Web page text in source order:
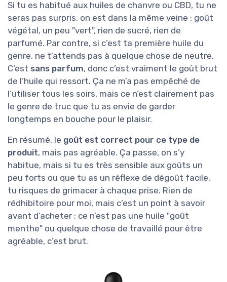
Si tu es habitué aux huiles de chanvre ou CBD, tu ne
seras pas surpris, on est dans la même veine : goût
végétal, un peu "vert", rien de sucré, rien de
parfumé. Par contre, si c’est ta première huile du
genre, ne t’attends pas à quelque chose de neutre.
C’est sans parfum, donc c’est vraiment le goût brut
de l’huile qui ressort. Ça ne m’a pas empêché de
l’utiliser tous les soirs, mais ce n’est clairement pas
le genre de truc que tu as envie de garder
longtemps en bouche pour le plaisir.
En résumé, le goût est correct pour ce type de
produit, mais pas agréable. Ça passe, on s’y
habitue, mais si tu es très sensible aux goûts un
peu forts ou que tu as un réflexe de dégoût facile,
tu risques de grimacer à chaque prise. Rien de
rédhibitoire pour moi, mais c’est un point à savoir
avant d’acheter : ce n’est pas une huile "goût
menthe" ou quelque chose de travaillé pour être
agréable, c’est brut.